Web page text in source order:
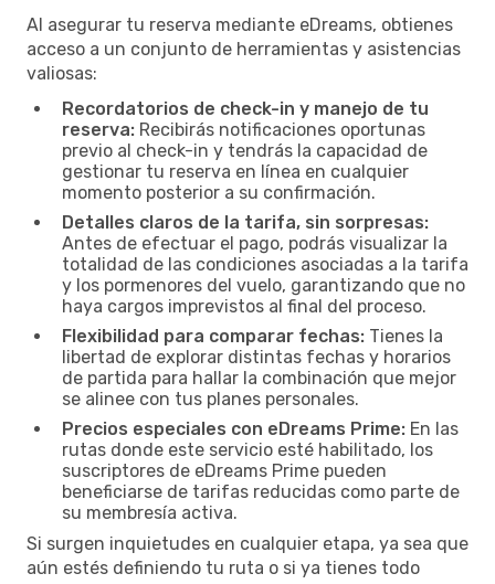
Al asegurar tu reserva mediante eDreams, obtienes
acceso a un conjunto de herramientas y asistencias
valiosas:
Recordatorios de check-in y manejo de tu
reserva: Recibirás notificaciones oportunas
previo al check-in y tendrás la capacidad de
gestionar tu reserva en línea en cualquier
momento posterior a su confirmación.
Detalles claros de la tarifa, sin sorpresas:
Antes de efectuar el pago, podrás visualizar la
totalidad de las condiciones asociadas a la tarifa
y los pormenores del vuelo, garantizando que no
haya cargos imprevistos al final del proceso.
Flexibilidad para comparar fechas: Tienes la
libertad de explorar distintas fechas y horarios
de partida para hallar la combinación que mejor
se alinee con tus planes personales.
Precios especiales con eDreams Prime: En las
rutas donde este servicio esté habilitado, los
suscriptores de eDreams Prime pueden
beneficiarse de tarifas reducidas como parte de
su membresía activa.
Si surgen inquietudes en cualquier etapa, ya sea que
aún estés definiendo tu ruta o si ya tienes todo